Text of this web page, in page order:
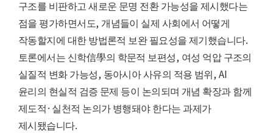
구조를 비판하고 새로운 문명 전환 가능성을 제시했다는
점을 평가하면서도, 개념들이 실제 사회에서 어떻게
작동할지에 대한 방법론적 보완 필요성을 제기했습니다.
토론에서는 신학信學의 학문적 보편성, 여성 억압 구조의
실질적 변화 가능성, 동아시아 사유의 적용 범위 , AI
윤리의 현실적 검증 문제 등이 논의되며 개념 확장과 함께
제도적 · 실천적 논의가 병행돼야 한다는 과제가
제시됐습니다.